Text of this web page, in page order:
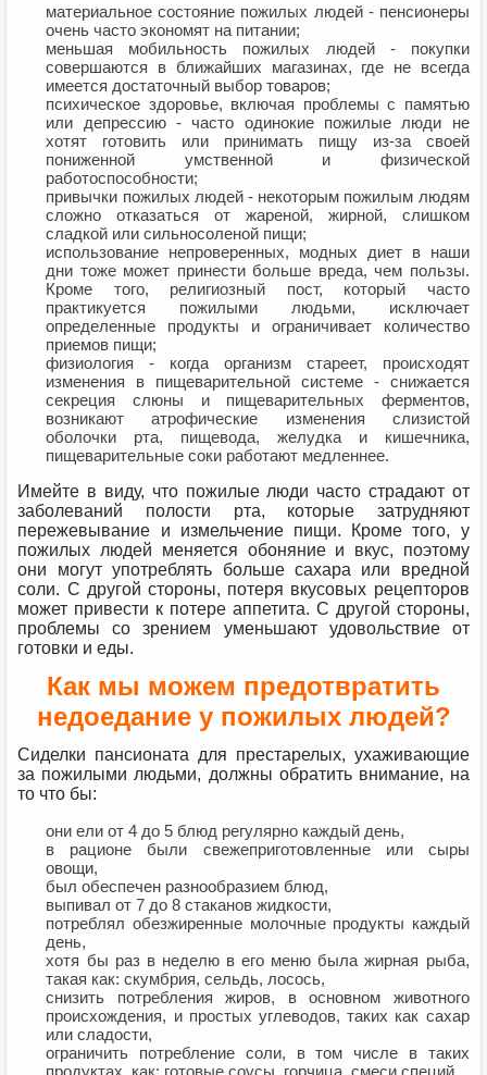
материальное состояние пожилых людей - пенсионеры
очень часто экономят на питании;
меньшая мобильность пожилых людей - покупки
совершаются в ближайших магазинах, где не всегда
имеется достаточный выбор товаров;
психическое здоровье, включая проблемы с памятью
или депрессию - часто одинокие пожилые люди не
хотят готовить или принимать пищу из-за своей
пониженной умственной и физической
работоспособности;
привычки пожилых людей - некоторым пожилым людям
сложно отказаться от жареной, жирной, слишком
сладкой или сильносоленой пищи;
использование непроверенных, модных диет в наши
дни тоже может принести больше вреда, чем пользы.
Кроме того, религиозный пост, который часто
практикуется пожилыми людьми, исключает
определенные продукты и ограничивает количество
приемов пищи;
физиология - когда организм стареет, происходят
изменения в пищеварительной системе - снижается
секреция слюны и пищеварительных ферментов,
возникают атрофические изменения слизистой
оболочки рта, пищевода, желудка и кишечника,
пищеварительные соки работают медленнее.
Имейте в виду, что пожилые люди часто страдают от
заболеваний полости рта, которые затрудняют
пережевывание и измельчение пищи. Кроме того, у
пожилых людей меняется обоняние и вкус, поэтому
они могут употреблять больше сахара или вредной
соли. С другой стороны, потеря вкусовых рецепторов
может привести к потере аппетита. С другой стороны,
проблемы со зрением уменьшают удовольствие от
готовки и еды.
Как мы можем предотвратить
недоедание у пожилых людей?
Сиделки пансионата для престарелых, ухаживающие
за пожилыми людьми, должны обратить внимание, на
то что бы:
они ели от 4 до 5 блюд регулярно каждый день,
в рационе были свежеприготовленные или сыры
овощи,
был обеспечен разнообразием блюд,
выпивал от 7 до 8 стаканов жидкости,
потреблял обезжиренные молочные продукты каждый
день,
хотя бы раз в неделю в его меню была жирная рыба,
такая как: скумбрия, сельдь, лосось,
снизить потребления жиров, в основном животного
происхождения, и простых углеводов, таких как сахар
или сладости,
ограничить потребление соли, в том числе в таких
продуктах, как: готовые соусы, горчица, смеси специй,